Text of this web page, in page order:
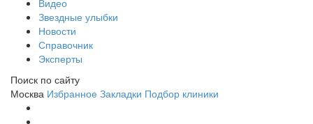
Видео
Звездные улыбки
Новости
Справочник
Эксперты
Поиск по сайту
Москва Избранное Закладки Подбор клиники